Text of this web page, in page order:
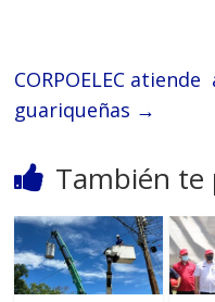
CORPOELEC
guariqueñas →
También te